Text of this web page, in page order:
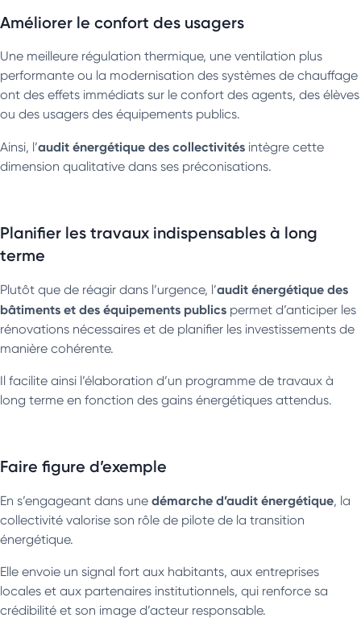
Améliorer le confort des usagers
Une meilleure régulation thermique, une ventilation plus
performante ou la modernisation des systèmes de chauffage
ont des effets immédiats sur le confort des agents, des élèves
ou des usagers des équipements publics.
Ainsi, l’audit énergétique des collectivités intègre cette
dimension qualitative dans ses préconisations.
Planifier les travaux indispensables à long
terme
Plutôt que de réagir dans l’urgence, l’audit énergétique des
bâtiments et des équipements publics permet d’anticiper les
rénovations nécessaires et de planifier les investissements de
manière cohérente.
Il facilite ainsi l’élaboration d’un programme de travaux à
long terme en fonction des gains énergétiques attendus.
Faire figure d’exemple
En s’engageant dans une démarche d’audit énergétique, la
collectivité valorise son rôle de pilote de la transition
énergétique.
Elle envoie un signal fort aux habitants, aux entreprises
locales et aux partenaires institutionnels, qui renforce sa
crédibilité et son image d’acteur responsable.